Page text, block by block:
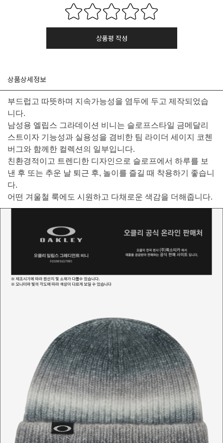
상품평 작성
상품상세정보
부드럽고 따뜻하며 지속가능성을 염두에 두고 제작되었습
니다.
남성용 엘립스 그라데이션 비니는 슬로프스타일 금메달리
스트이자 기능성과 실용성을 겸비한 팀 라이더 세이지 코첸
버그와 함께한 컬렉션의 일부입니다.
친환경적이고 트렌디한 디자인으로 슬로프에서 하루를 보
낸 후 또는 추운 날 퇴근 후, 놀이를 즐길 때 착용하기 좋습니
다.
어떤 겨울철 룩에도 시원하고 다채로운 색감을 더해줍니다.